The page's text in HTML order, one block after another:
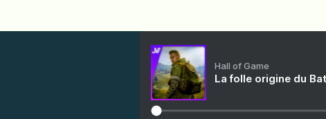
Hall of Game
La folle origine du